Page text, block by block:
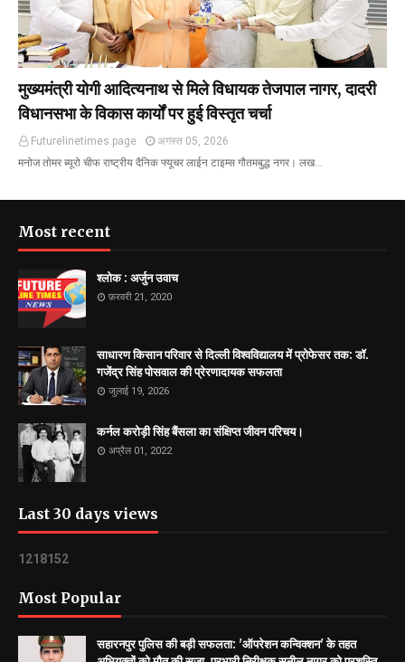
मुख्यमंत्री योगी आदित्यनाथ से मिले विधायक तेजपाल नागर, दादरी
विधानसभा के विकास कार्यों पर हुई विस्तृत चर्चा
Futurelinetimes.page
अगस्त 05, 2026
मनोज तोमर ब्यूरो चीफ राष्ट्रीय दैनिक फ्यूचर लाईन टाइम्स गौतमबुद्ध नगर। लख…
Most recent
श्लोक : अर्जुन उवाच
फ़रवरी 21, 2020
साधारण किसान परिवार से दिल्ली विश्वविद्यालय में प्रोफेसर तक: डॉ.
गजेंद्र सिंह पोसवाल की प्रेरणादायक सफलता
जुलाई 19, 2026
कर्नल करोड़ी सिंह बैंसला का संक्षिप्त जीवन परिचय।
अप्रैल 01, 2022
Last 30 days views
1 21 8152
Most Popular
सहारनपुर पुलिस की बड़ी सफलता: 'ऑपरेशन कन्विक्शन' के तहत